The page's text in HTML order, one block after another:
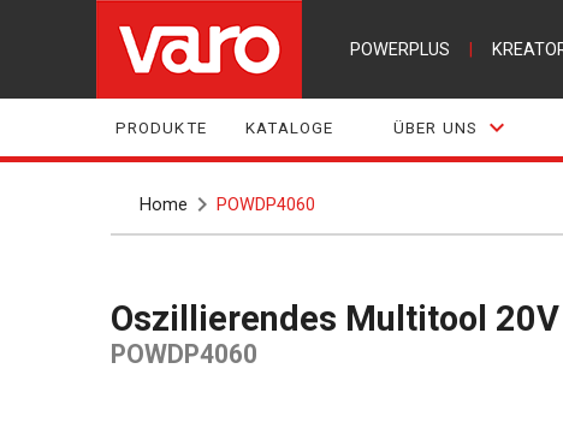
POWERPLUS
PRODUKTE KATALOGE ÜBER UNS
Home POWDP4060
Oszillierendes Multitool
POWDP4060